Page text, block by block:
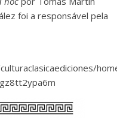
foi a responsável pela
home/